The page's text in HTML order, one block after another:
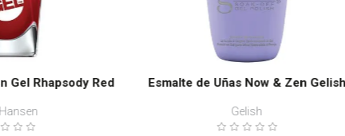
Gel Rhapsody Red Esmalte de Uñas Now & Zen Gelish
Gelish